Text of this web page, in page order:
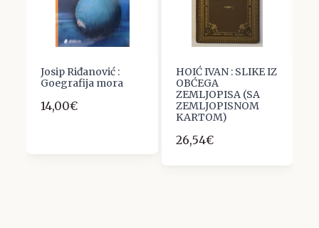
Josip Riđanović :
Goegrafija mora
14,00€
HOIĆ IVAN : SLIKE IZ
OBĆEGA
ZEMLJOPISA (SA
ZEMLJOPISNOM
KARTOM)
26,54€